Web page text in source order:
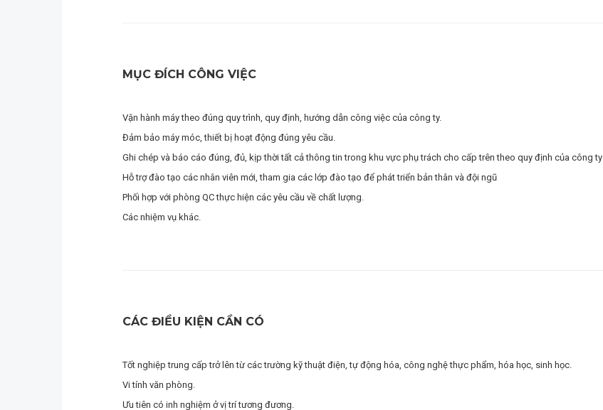
MỤC ĐÍCH CÔNG VIỆC
Vận hành máy theo đúng quy trình, quy định, hướng dẫn công việc của công ty.
Đảm bảo máy móc, thiết bị hoạt động đúng yêu cầu.
Ghi chép và báo cáo đúng, đủ, kịp thời tất cả thông tin trong khu vực phụ trách cho cấp trên theo quy định của công ty
Hỗ trợ đào tạo các nhân viên mới, tham gia các lớp đào tạo để phát triển bản thân và đội ngũ
Phối hợp với phòng QC thực hiện các yêu cầu về chất lượng.
Các nhiệm vụ khác.
CÁC ĐIỀU KIỆN CẦN CÓ
Tốt nghiệp trung cấp trở lên từ các trường kỹ thuật điện, tự động hóa, công nghệ thực phẩm, hóa học, sinh học.
Vi tính văn phòng.
Ưu tiên có inh nghiệm ở vị trí tương đương.